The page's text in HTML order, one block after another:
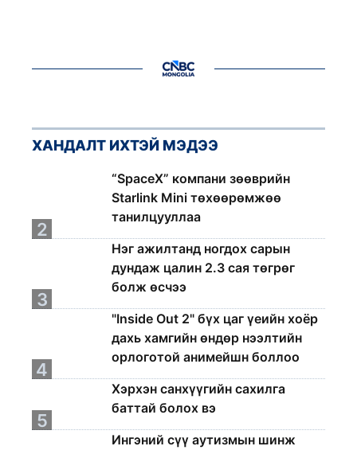
ХАНДАЛТ ИХТЭЙ МЭДЭЭ
“SpaceX” компани зөөврийн
Starlink Mini төхөөрөмжөө
танилцууллаа
2
Нэг ажилтанд ногдох сарын
дундаж цалин 2.3 сая төгрөг
болж өсчээ
3
"Inside Out 2" бүх цаг үеийн хоёр
дахь хамгийн өндөр нээлтийн
орлоготой анимейшн боллоо
4
Хэрхэн санхүүгийн сахилга
баттай болох вэ
5
Ингэний сүү аутизмын шинж